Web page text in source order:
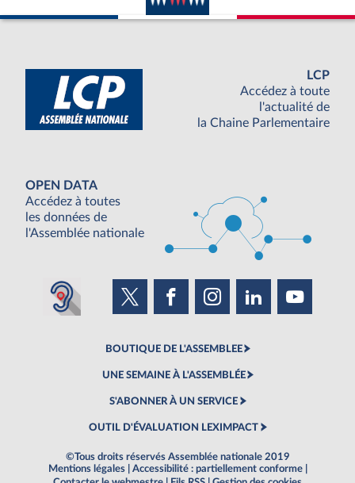
LCP
Accédez à toute
l'actualité de
la Chaine Parlementaire
OPEN DATA
Accédez à toutes
les données de
l'Assemblée nationale
BOUTIQUE DE L'ASSEMBLEE
UNE SEMAINE À L'ASSEMBLÉE
S'ABONNER À UN SERVICE
OUTIL D'ÉVALUATION LEXIMPACT
©Tous droits réservés Assemblée nationale 2019
Mentions légales
Accessibilité : partiellement conforme